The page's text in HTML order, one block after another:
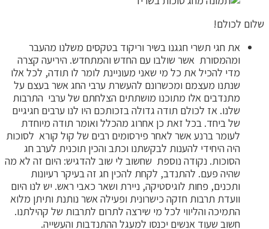
שלום לכולם!
את חגי תשרי חגגנו בשיר וריקוד בטקסים משלנו מהעבר
ומהמסורת אשר שולבו עם החדש והמתחדש. היריעה קצרה
מדי להכיל את כל מי שאני מעוניינת לומר לו תודה, לכל אלו
שנתנו מעצמם ומכשרונם להעשרת ערבי החג אשר בעצם על
מתנדבים אלו מתוכנו מושתתים הצלחתם של ערבי התרבות
שלנו. אז לכולם תודה גדולה בזכותכם היו לנו ערבים חגיגיים
של ביחד. בכל זאת כן אחרוג מהכלל ואומר תודה מיוחדת
לעומר ברנע אשר לאחר פירסומים רבים של קול קורא לסוכות
היה היחידי להענות לבקשתנו וכתב והכין תוכנית לערב חג
הסוכות. נקודה נוספת שחשוב לי שוב להדגיש: היום זה לא מה
שהיה פעם. להתנדב, לקחת להכין חג זה בעיקר רעיונות
ותכנים, פחות לוגיסטיקה, ניירת ושאר כאבי ראש. יש לנו היום
וועדת תרבות חזקה כישרונית ופעילה אשר נותנת ותיתן מלוא
התמיכה והליווי לכל מי שירצה לתרום לתרבות של קהילתנו.
חשוב שעוד אנשים יכנסו למעגל ההתנדבות והעשייה.